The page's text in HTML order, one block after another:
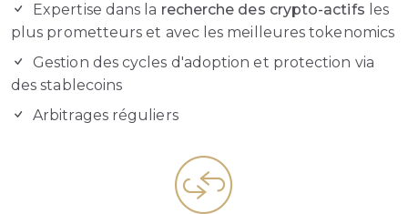
Expertise dans la recherche des crypto-actifs les
plus prometteurs et avec les meilleures tokenomics
Gestion des cycles d'adoption et protection via
des stablecoins
Arbitrages réguliers